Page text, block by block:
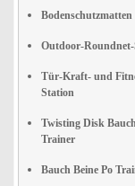
Bodenschutzmatten
Outdoor-Roundnet-
Tür-Kraft- und
Station
Twisting Disk
Trainer
Bauch Beine Po